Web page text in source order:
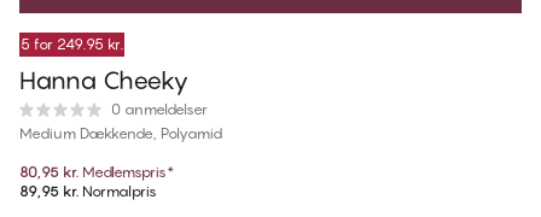
5 for 249.95 kr.
Hanna Cheeky
0 anmeldelser
Medium Dækkende, Polyamid
80,95 kr. Medlemspris*
89,95 kr. Normalpris